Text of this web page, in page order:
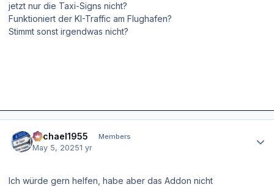
jetzt nur die Taxi-Signs nicht?
Funktioniert der KI-Traffic am Flughafen?
Stimmt sonst irgendwas nicht?
Michael1955 Members
May 5, 20251 yr
Ich würde gern helfen, habe aber das Addon nicht